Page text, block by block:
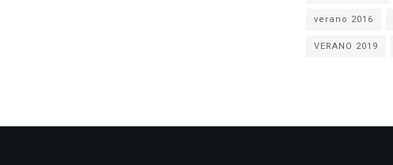
verano 2016
VERANO 2019